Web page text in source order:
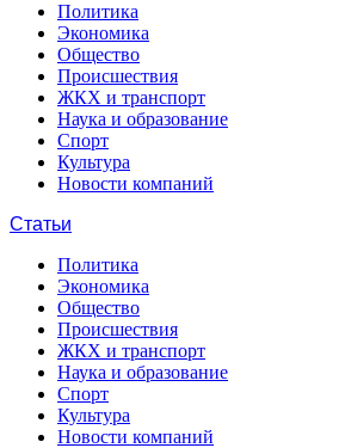
Политика
Экономика
Общество
Происшествия
ЖКХ и транспорт
Наука и образование
Спорт
Культура
Новости компаний
Статьи
Политика
Экономика
Общество
Происшествия
ЖКХ и транспорт
Наука и образование
Спорт
Культура
Новости компаний